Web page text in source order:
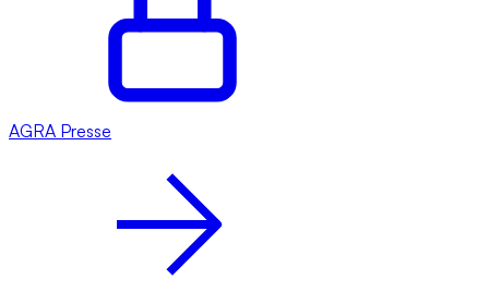
AGRA Presse